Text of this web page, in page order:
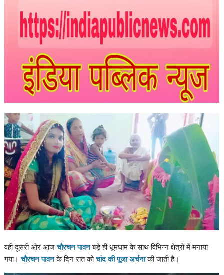
वहीं दूसरी ओर आजचौरचन पावनबड़े ही धूमधाम के साथ विभिन्न क्षेत्रों में मनाया
गया।चौरचन पावनके दिन रात कोचांद की पूजा अर्चनाकी जाती है।